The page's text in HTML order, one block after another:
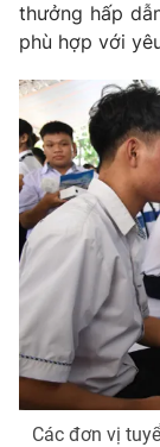
Thị trường
Tư vấn
Lịch phát
Chuyên mục khác
Emagazine
Photo
Video
VTV Money
VTV Sức khoẻ
thưởng hấp
phù hợp với
Các đơn vị